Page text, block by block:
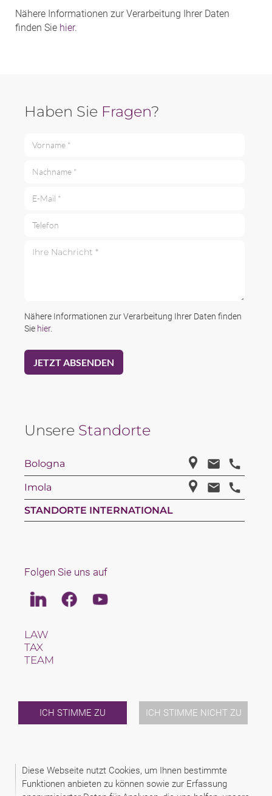
Diese Webseite nutzt Cookies, um Ihnen bestimmte
Funktionen anbieten zu können sowie zur Erfassung
ICH STIMME ZU ICH STIMME NICHT ZU
Nähere Informationen zur Verarbeitung Ihrer Daten
finden Sie hier.
Haben Sie Fragen?
Nähere Informationen zur Verarbeitung Ihrer Daten finden
Sie hier.
Unsere Standorte
Bologna
Imola
STANDORTE INTERNATIONAL
Folgen Sie uns auf
LinkedinFacebookYoutube
LAW
TAX
TEAM
NEWS & JUSFUL
VERANSTALTUNGEN
2026 (C) DIKE SCHINDHELM
DISCLAIMER